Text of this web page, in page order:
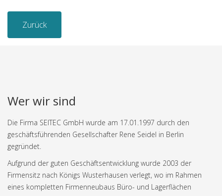
Zurück
Wer wir sind
Die Firma SEITEC GmbH wurde am 17.01.1997 durch den
geschäftsführenden Gesellschafter Rene Seidel in Berlin
gegründet.
Aufgrund der guten Geschäftsentwicklung wurde 2003 der
Firmensitz nach Königs Wusterhausen verlegt, wo im Rahmen
eines kompletten Firmenneubaus Büro- und Lagerflächen